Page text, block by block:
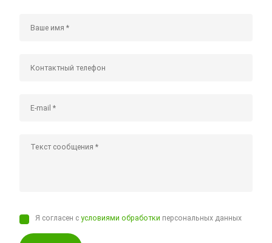
Я согласен сусловиями обработки персональных данных